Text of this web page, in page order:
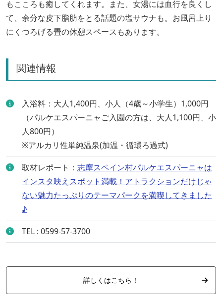
もこころも癒してくれます。また、女湯には血行を良くし
て、余分な皮下脂肪をとる話題の塩サウナも。お風呂上り
にくつろげる畳の休憩スペースもあります。
関連情報
入浴料：大人1,400円、小人（4歳～小学生）1,000円
（パルケエスパーニャご入園の方は、大人1,100円、小
人800円）
※アルカリ性単純温泉(加温・循環ろ過式)
取材レポート： 志摩スペイン村パルケエスパーニャは
インスタ映えスポット満載！アトラクションだけじゃ
ない魅力たっぷりのテーマパークを満喫してきました
♪
TEL : 0599-57-3700
詳しくはこちら！